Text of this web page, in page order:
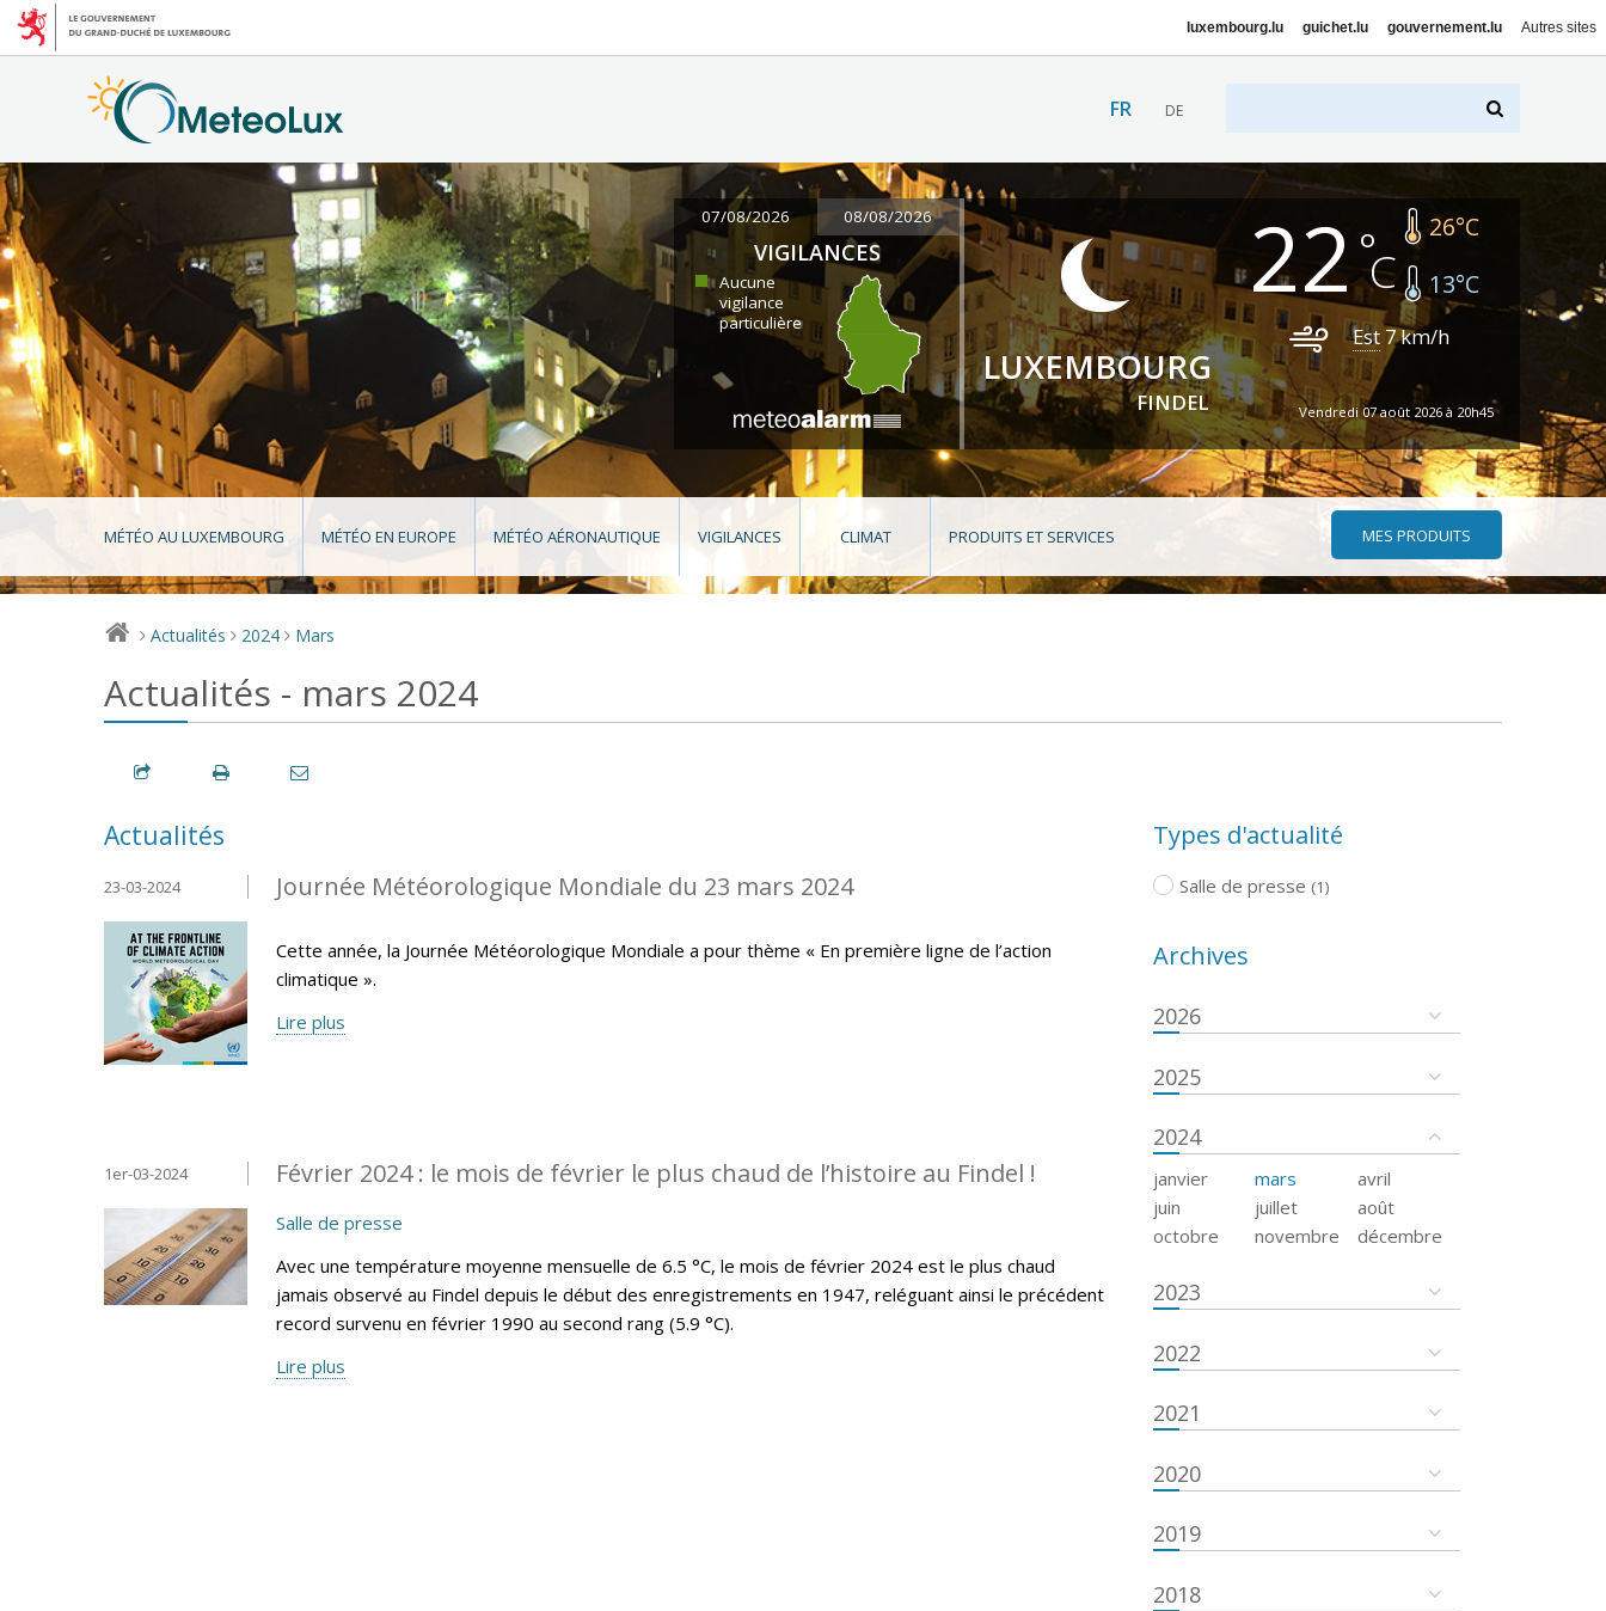
luxembourg.lu guichet.lu gouvernement.lu Autres sites
FR DE
07/08/2026 08/08/2026
VIGILANCES
Aucune
vigilance
particulière
LUXEMBOURG
FINDEL
22 26°C
13°C
Est 7km/h
Vendredi 07 août 2026 à 20h45
MÉTÉO AU LUXEMBOURG MÉTÉO EN EUROPE MÉTÉO AÉRONAUTIQUE VIGILANCES CLIMAT PRODUITS ET SERVICES MES PRODUITS
> Actualités > 2024 > Mars
Actualités - mars 2024
Actualités
Journée Météorologique Mondiale du 23 mars 2024
23-03-2024
Cette année, la Journée Météorologique Mondiale a pour thème « En première ligne de l’action
climatique ».
Lire plus
Février 2024 : le mois de février le plus chaud de l’histoire au Findel !
1er-03-2024
Salle de presse
Avec une température moyenne mensuelle de 6.5 °C, le mois de février 2024 est le plus chaud
jamais observé au Findel depuis le début des enregistrements en 1947, reléguant ainsi le précédent
record survenu en février 1990 au second rang (5.9 °C).
Lire plus
Types d'actualité
Salle de presse (1)
Archives
2026
2025
2024
janvier mars
avril
juin
juillet
août
octobre
novembre décembre
2023
2022
2021
2020
2019
2018